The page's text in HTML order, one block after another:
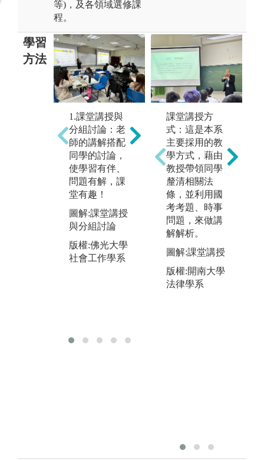
等)，及各領域選修課
程。
學習
方法
1.課堂講授與
分組討論：老
師的講解搭配
同學的討論，
使學習有伴、
問題有解，課
堂有趣！
圖解:課堂講授
與分組討論
版權:佛光大學
社會工作學系
結合生成式AI
於課堂學習、
運用統計軟體
分析調查調查
結果等
圖解:上機實作
版權:佛光大學
社會工作學系
課堂講授方
式：這是本系
主要採用的教
學方式，藉由
教授帶領同學
釐清相關法
條，並利用國
考考題、時事
問題，來做講
解解析。
圖解:課堂講授
版權:開南大學
法律學系